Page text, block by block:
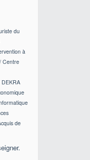
du
à
Centre
de